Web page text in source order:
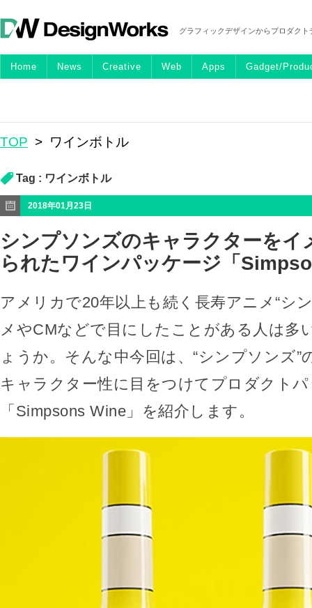
グラフィックデザインからプロダク
Home News Creative Web Apps Gadget/
TOP > ワインボトル
Tag : ワインボトル
2018年01月23日
シンプソンズのキャラクターをイ
られたワインパッケージ「
アメリカで20年以上も続く長寿アニメ“シ
メやCMなどで目にしたことがある人は多
ょうか。そんな中今回は、“シンプソンズ”
キャラクター性に目をつけてプロダクト
「Simpsons Wine」を紹介します。